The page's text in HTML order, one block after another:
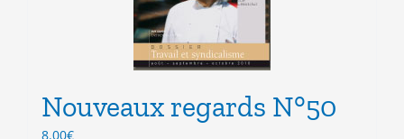
sur
la
page
du
Nouveaux regards N°50
8.00€